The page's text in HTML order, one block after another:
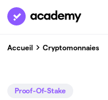
Accueil Cryptomonnaies
Proof-Of-Stake